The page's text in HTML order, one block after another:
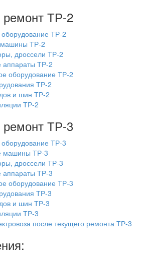
ТР-2
ТР-2
машины ТР-2
дроссели ТР-2
аппараты ТР-2
оборудование ТР-2
ТР-2
и шин ТР-2
ТР-2
ТР-3
ТР-3
машины ТР-3
дроссели ТР-3
аппараты ТР-3
оборудование ТР-3
ТР-3
и шин ТР-3
ТР-3
после текущего ремонта ТР-3